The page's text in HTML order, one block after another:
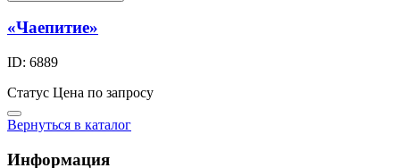
«Чаепитие»
ID: 6889
Статус Цена по запросу
Вернуться в каталог
Информация